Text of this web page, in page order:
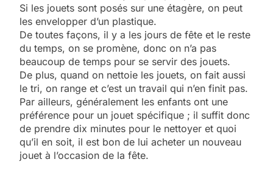
Si les jouets sont posés sur une étagère, on peut
les envelopper d’un plastique.
De toutes façons, il y a les jours de fête et le reste
du temps, on se promène, donc on n’a pas
beaucoup de temps pour se servir des jouets.
De plus, quand on nettoie les jouets, on fait aussi
le tri, on range et c’est un travail qui n’en finit pas.
Par ailleurs, généralement les enfants ont une
préférence pour un jouet spécifique ; il suffit donc
de prendre dix minutes pour le nettoyer et quoi
qu’il en soit, il est bon de lui acheter un nouveau
jouet à l’occasion de la fête.